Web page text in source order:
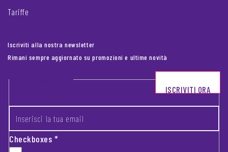
Tariffe
Iscriviti alla nostra newsletter
Rimani sempre aggiornato su promozioni e ultime novità
Footer newsletter
Checkboxes*
ISCRIVITI ORA